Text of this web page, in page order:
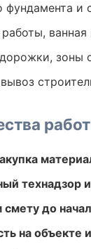
фундамента и
зоны
технадзор
до
на объекте